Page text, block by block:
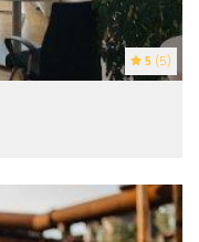
5 (5)